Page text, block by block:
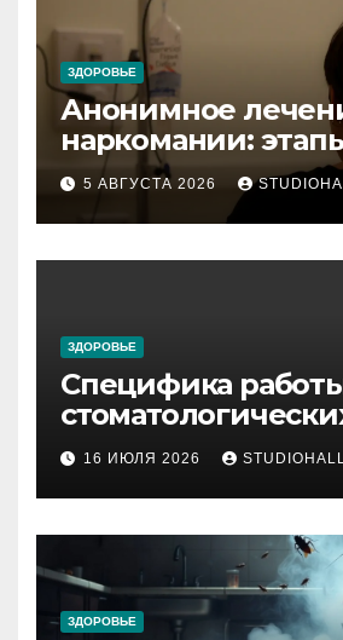
ЗДОРОВЬЕ
Анонимное
наркомании:
детоксикации,
реабилитации и
5 АВГУСТА 2026
ЗДОРОВЬЕ
Специфика
в мегаполисе
16 ИЮЛЯ 2026
ЗДОРОВЬЕ